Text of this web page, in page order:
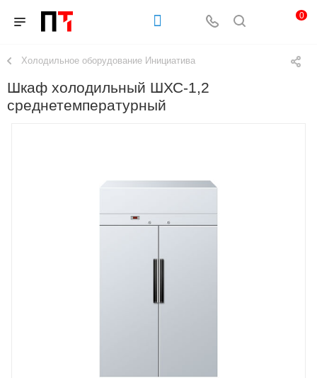
0
Холодильное оборудование Инициатива
Шкаф холодильный ШХС-1,2
среднетемпературный